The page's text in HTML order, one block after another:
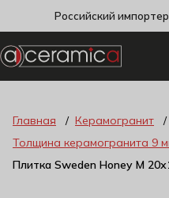
Российский
Главная Керамогранит
Толщина керамогранита 9
Плитка Sweden Honey M